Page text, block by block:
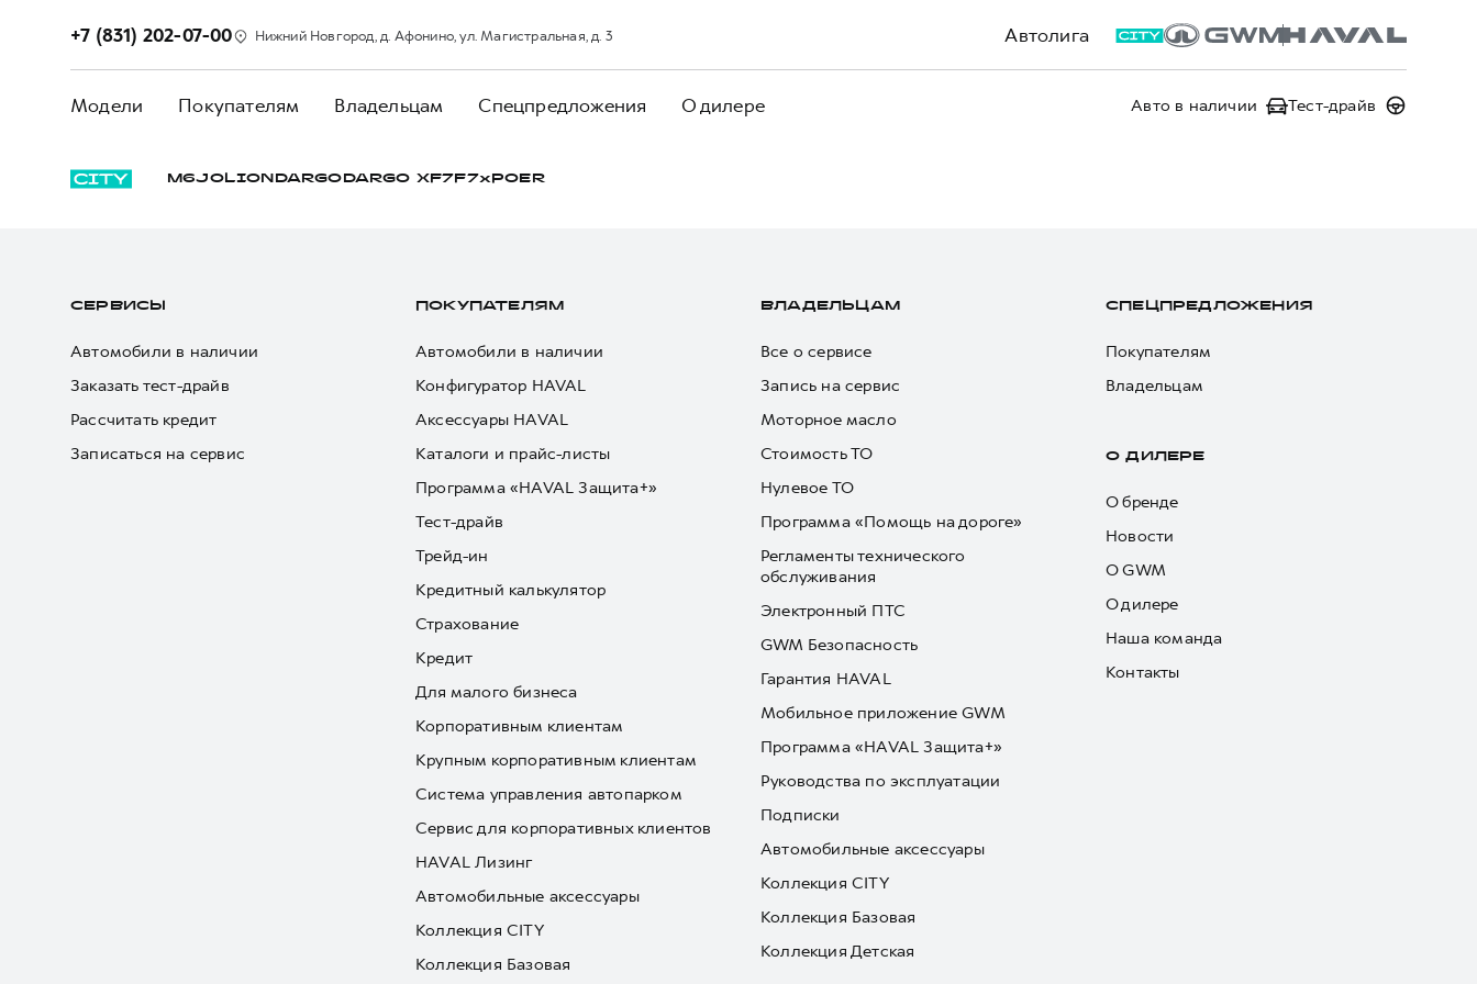
Автолига
+7 (831) 202-07-00 Нижний Новгород, д. Афонино, ул. Магистральная, д. 3
Модели Покупателям Владельцам Спецпредложения О дилере Авто в наличии Тест-драйв
M6JOLION DARGO DARGO Х F7 F7x POER
СЕРВИСЫ
Автомобили в наличии
Заказать тест-драйв
Рассчитать кредит
Записаться на сервис
ПОКУПАТЕЛЯМ
Автомобили в наличии
Конфигуратор HAVAL
Аксессуары HAVAL
Каталоги и прайс-листы
Программа «HAVAL Защита+»
Тест-драйв
Трейд-ин
Кредитный калькулятор
Страхование
Кредит
Для малого бизнеса
Корпоративным клиентам
Крупным корпоративным клиентам
Система управления автопарком
Сервис для корпоративных клиентов
HAVAL Лизинг
Автомобильные аксессуары
Коллекция CITY
Коллекция Базовая
ВЛАДЕЛЬЦАМ
Все о сервисе
Запись на сервис
Моторное масло
Стоимость ТО
Нулевое ТО
Программа «Помощь на дороге»
Регламенты технического
обслуживания
Электронный ПТС
GWM Безопасность
Гарантия HAVAL
Мобильное приложение GWM
Программа «HAVAL Защита+»
Руководства по эксплуатации
Подписки
Автомобильные аксессуары
Коллекция CITY
Коллекция Базовая
Коллекция Детская
СПЕЦПРЕДЛОЖЕНИЯ
Покупателям
Владельцам
О ДИЛЕРЕ
О бренде
Новости
О GWM
О дилере
Наша команда
Контакты